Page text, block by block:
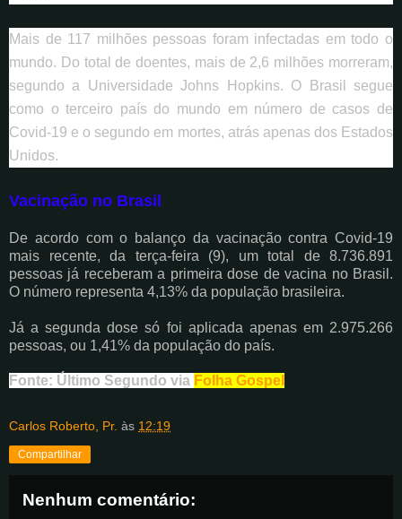
Mais de 117 milhões pessoas foram infectadas em todo o
mundo. Do total de doentes, mais de 2,6 milhões morreram,
segundo a Universidade Johns Hopkins. O Brasil segue
como o terceiro país do mundo em número de casos de
Covid-19 e o segundo em mortes, atrás apenas dos Estados
Unidos.
Vacinação no Brasil
De acordo com o balanço da vacinação contra Covid-19
mais recente, da terça-feira (9), um total de 8.736.891
pessoas já receberam a primeira dose de vacina no Brasil.
O número representa 4,13% da população brasileira.
Já a segunda dose só foi aplicada apenas em 2.975.266
pessoas, ou 1,41% da população do país.
Fonte: Último Segundo via Folha Gospel
Carlos Roberto, Pr. às 12:19
Compartilhar
Nenhum comentário: